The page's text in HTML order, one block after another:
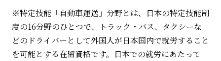
※特定技能「自動車運送」分野とは、日本の特定技能制
度の16分野のひとつで、トラック・バス、タクシーな
どのドライバーとして外国人が日本国内で就労すること
を可能とする在留資格です。日本での就労にあたって